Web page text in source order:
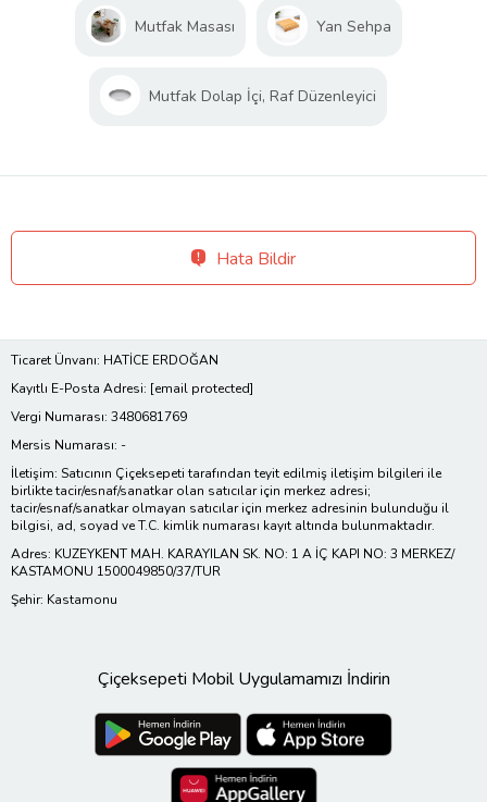
Mutfak Masası Yan Sehpa
Mutfak Dolap İçi, Raf Düzenleyici
Hata Bildir
Ticaret Ünvanı: HATİCE ERDOĞAN
Kayıtlı E-Posta Adresi: [email protected]
Vergi Numarası: 3480681769
Mersis Numarası: -
İletişim: Satıcının Çiçeksepeti tarafından teyit edilmiş iletişim bilgileri ile
birlikte tacir/esnaf/sanatkar olan satıcılar için merkez adresi;
tacir/esnaf/sanatkar olmayan satıcılar için merkez adresinin bulunduğu il
bilgisi, ad, soyad ve T.C. kimlik numarası kayıt altında bulunmaktadır.
Adres: KUZEYKENT MAH. KARAYILAN SK. NO: 1 A İÇ KAPI NO: 3 MERKEZ/
KASTAMONU 1500049850/37/TUR
Şehir: Kastamonu
Çiçeksepeti Mobil Uygulamamızı İndirin